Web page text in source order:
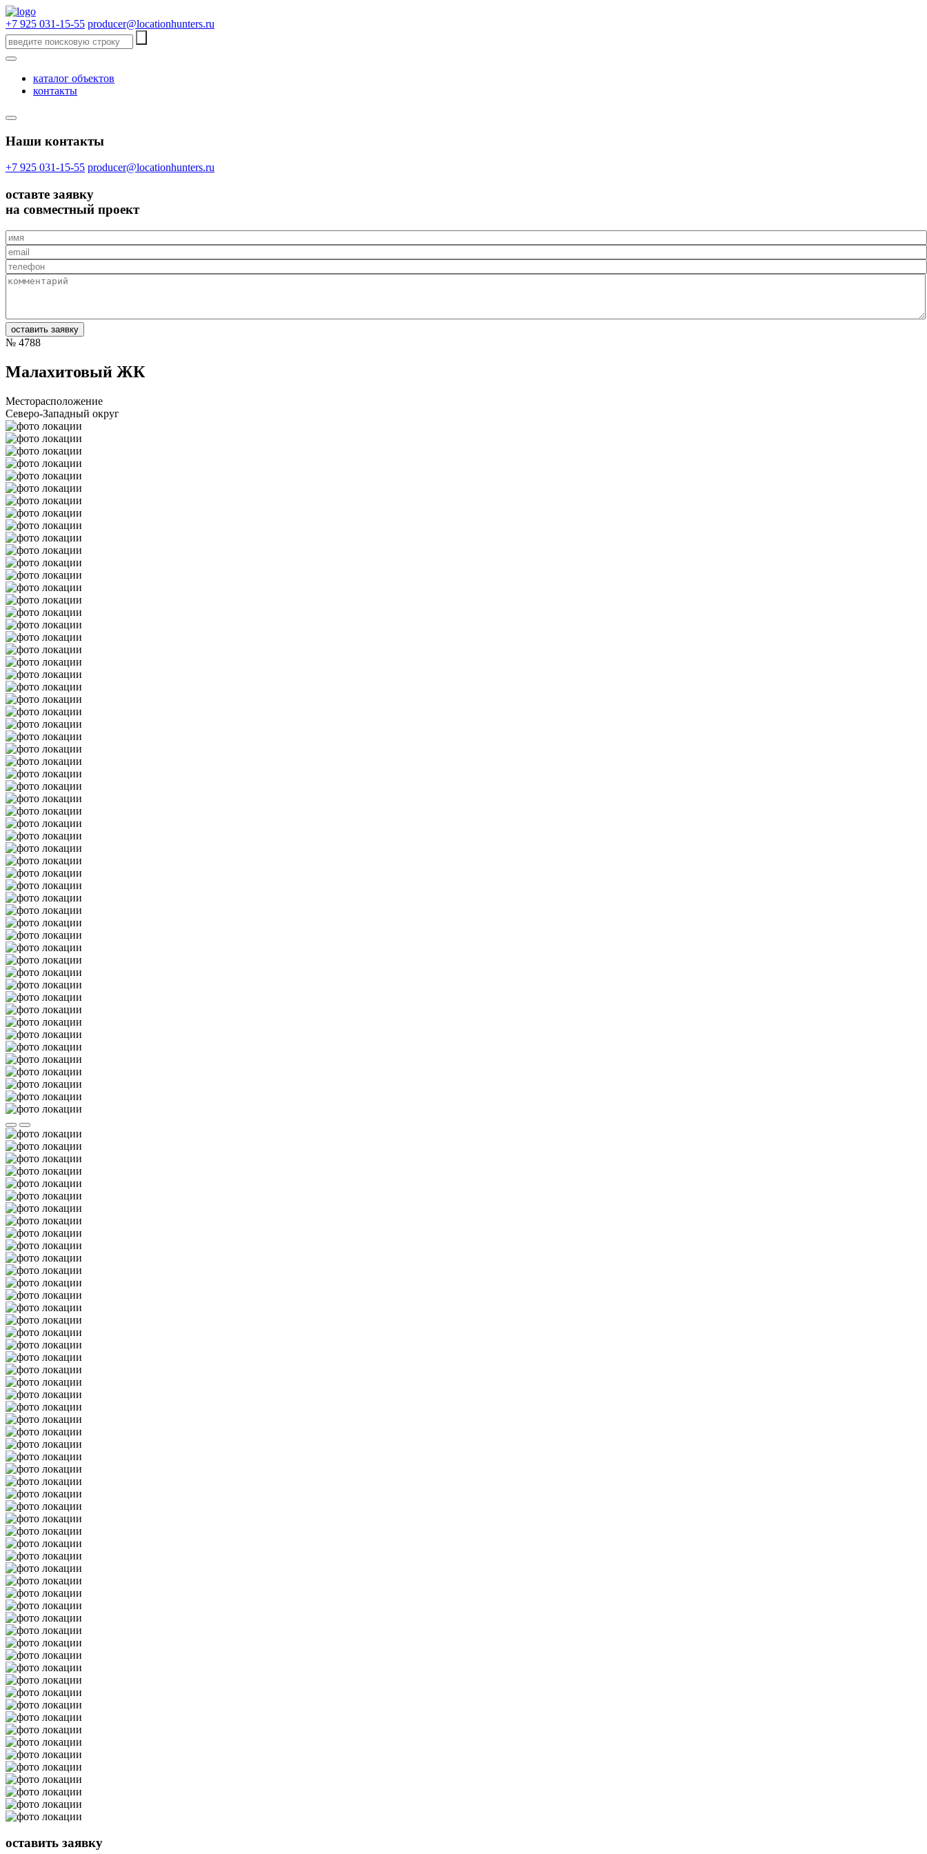
+7 925 031-15-55 producer@locationhunters.ru
каталог объектов
контакты
Наши контакты
+7 925 031-15-55 producer@locationhunters.ru
оставте заявку
на совместный проект
№ 4788
Малахитовый ЖК
Месторасположение
Северо-Западный округ
оставить заявку